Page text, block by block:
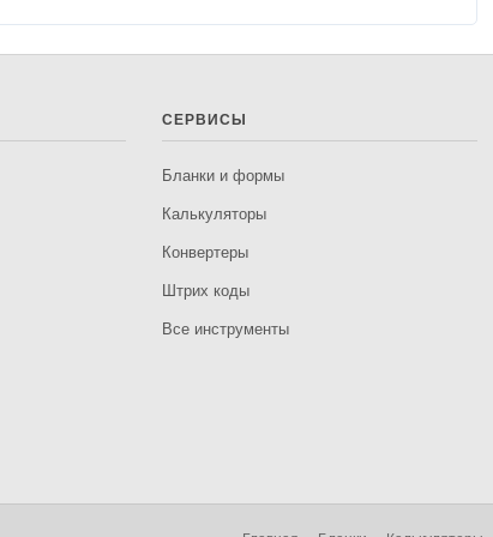
СЕРВИСЫ
Бланки и формы
Калькуляторы
Конвертеры
Штрих коды
Все инструменты